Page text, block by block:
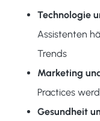
Technologie
Assistenten
Trends
Marketing
Practices
Gesundheit